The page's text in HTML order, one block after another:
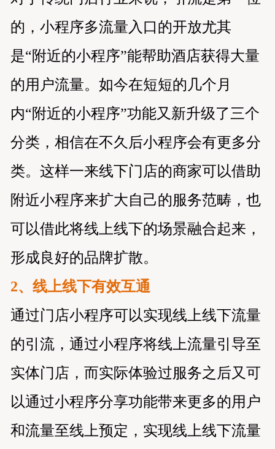
的，小程序多流量入口的开放尤其
是“附近的小程序”能帮助酒店获得大量
的用户流量。如今在短短的几个月
内“附近的小程序”功能又新升级了三个
分类，相信在不久后小程序会有更多分
类。这样一来线下门店的商家可以借助
附近小程序来扩大自己的服务范畴，也
可以借此将线上线下的场景融合起来，
形成良好的品牌扩散。
2、线上线下有效互通
通过门店小程序可以实现线上线下流量
的引流，通过小程序将线上流量引导至
实体门店，而实际体验过服务之后又可
以通过小程序分享功能带来更多的用户
和流量至线上预定，实现线上线下流量